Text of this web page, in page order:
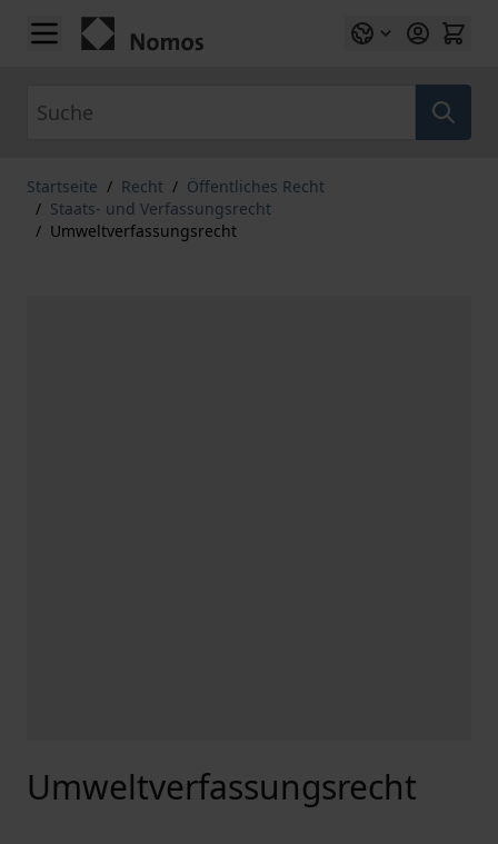
Zum Inhalt springen
Startseite / Recht / Öffentliches Recht
/ Staats- und Verfassungsrecht
/ Umweltverfassungsrecht
Umweltverfassungsrecht